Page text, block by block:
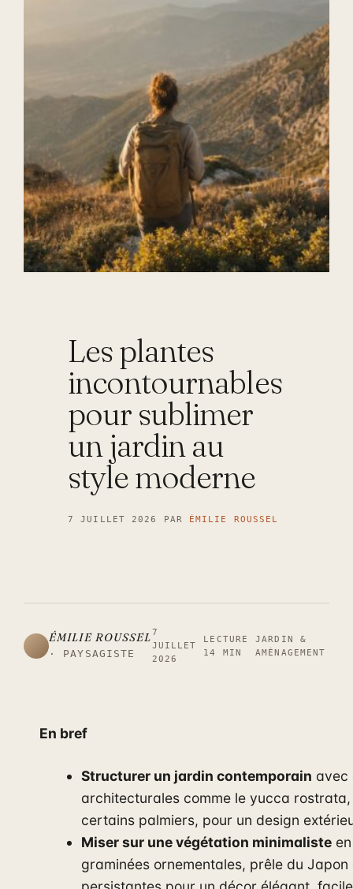
Les plantes
incontournables
pour sublimer
un jardin au
style moderne
7 JUILLET 2026 PAR ÉMILIE ROUSSEL
ÉMILIE ROUSSEL
· PAYSAGISTE
7
JUILLET
2026
LECTURE
14 MIN
JARDIN &
AMÉNAGEMENT
En bref
Structurer un jardin contemporain avec
architecturales comme le yucca
certains palmiers, pour un design
Miser sur une végétation minimalisteen
graminées ornementales, prêle du Japon